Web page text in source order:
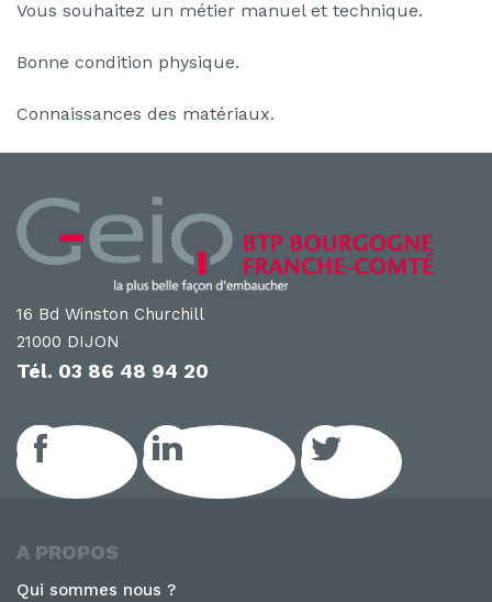
Vous souhaitez un métier manuel et technique.
Bonne condition physique.
Connaissances des matériaux.
16 Bd Winston Churchill
21000 DIJON
Tél. 03 86 48 94 20
Facebook LinkedIn GEIQ Twitter
A PROPOS
Qui sommes nous ?